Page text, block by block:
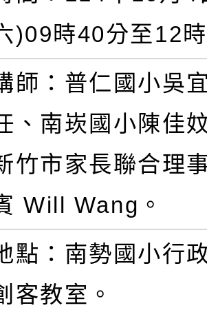
)09時40分至12
師：普仁國小吳
、南崁國小陳佳
竹市家長聯合理
Will Wang。
點：南勢國小行
客教室。